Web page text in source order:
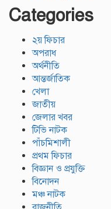
Categories
২য় ফিচার
অপরাধ
অর্থনীতি
আন্তর্জাতিক
খেলা
জাতীয়
জেলার খবর
টিভি নাটক
পাঁচমিশালী
প্রথম ফিচার
বিজ্ঞান ও প্রযুক্তি
বিনোদন
মঞ্চ নাটক